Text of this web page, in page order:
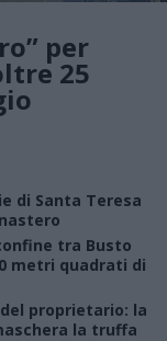
per
25
di Santa Teresa
tra Busto
metri quadrati di
proprietario: la
la truffa